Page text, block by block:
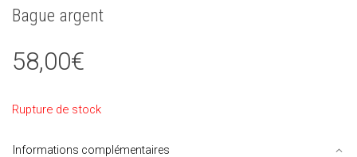
Bague argent
58,00€
Rupture de stock
Informations complémentaires